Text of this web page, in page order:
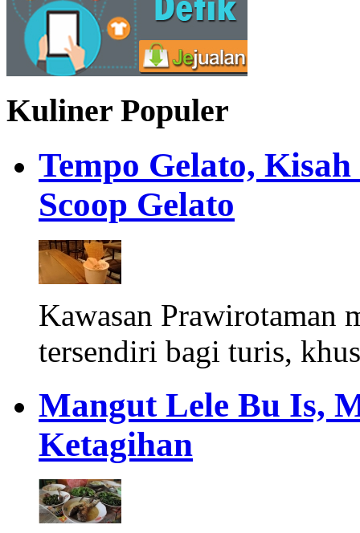
Kuliner Populer
Tempo Gelato,
Scoop Gelato
Kawasan Prawirotaman
tersendiri bagi turis,
Mangut Lele Bu Is,
Ketagihan